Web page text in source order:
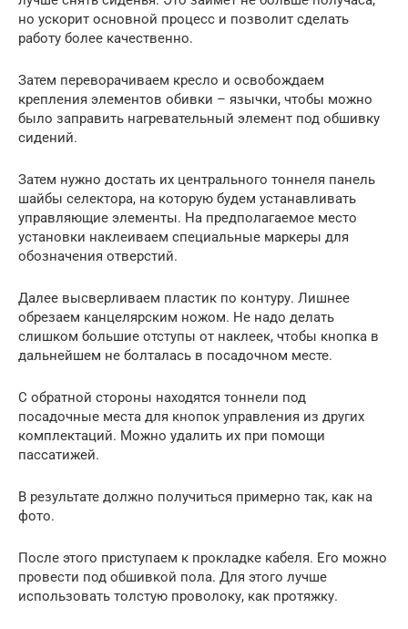
но ускорит основной процесс и позволит сделать
работу более качественно.
Затем переворачиваем кресло и освобождаем
крепления элементов обивки – язычки, чтобы можно
было заправить нагревательный элемент под обшивку
сидений.
Затем нужно достать их центрального тоннеля панель
шайбы селектора, на которую будем устанавливать
управляющие элементы. На предполагаемое место
установки наклеиваем специальные маркеры для
обозначения отверстий.
Далее высверливаем пластик по контуру. Лишнее
обрезаем канцелярским ножом. Не надо делать
слишком большие отступы от наклеек, чтобы кнопка в
дальнейшем не болталась в посадочном месте.
С обратной стороны находятся тоннели под
посадочные места для кнопок управления из других
комплектаций. Можно удалить их при помощи
пассатижей.
В результате должно получиться примерно так, как на
фото.
После этого приступаем к прокладке кабеля. Его можно
провести под обшивкой пола. Для этого лучше
использовать толстую проволоку, как протяжку.